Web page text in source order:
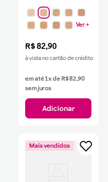
Ver +
R$82,90
à vista no cartão de crédito
em até1x de R$82,90
sem juros
Adicionar
Mais vendidos